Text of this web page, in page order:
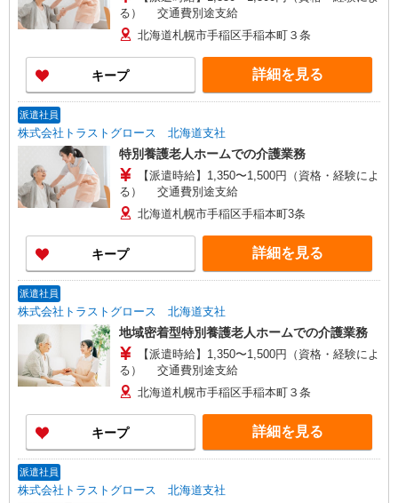
る） 交通費別途支給
北海道札幌市手稲区手稲本町３条
キープ 詳細を見る
派遣社員
株式会社トラストグロース 北海道支社
特別養護老人ホームでの介護業務
【派遣時給】1,350〜1,500円（資格・経験によ
る） 交通費別途支給
北海道札幌市手稲区手稲本町3条
キープ 詳細を見る
派遣社員
株式会社トラストグロース 北海道支社
地域密着型特別養護老人ホームでの介護業務
【派遣時給】1,350〜1,500円（資格・経験によ
る） 交通費別途支給
北海道札幌市手稲区手稲本町３条
キープ 詳細を見る
派遣社員
株式会社トラストグロース 北海道支社